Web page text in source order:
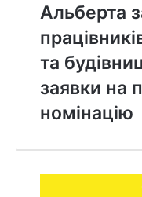
Альберта
та
заявки на
номінацію